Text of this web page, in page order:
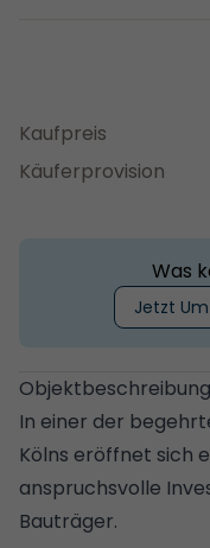
Kaufpreis
Käuferprovision
Was
Jetzt
Objektbeschreibung
In einer der
Kölns eröffnet sich
anspruchsvolle
Bauträger.